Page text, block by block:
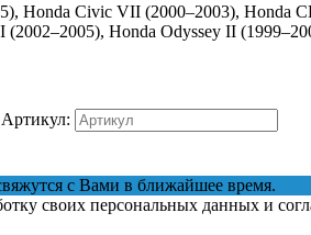
Honda Civic VII (2000–2003), Honda
(2002–2005), Honda Odyssey II
Артикул:
с Вами в ближайшее время.
своих персональных данных и